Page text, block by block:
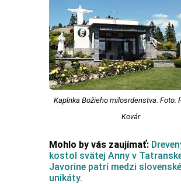
Kaplnka Božieho milosrdenstva. Foto:
Kovár
Mohlo by vás zaujímať:
kostol svätej Anny v
Javorine patrí medzi slovenské
unikáty.